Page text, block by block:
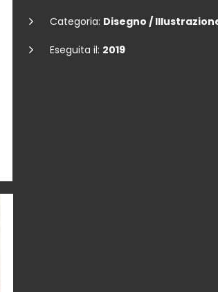
Categoria: Disegno /
Eseguita il: 2019